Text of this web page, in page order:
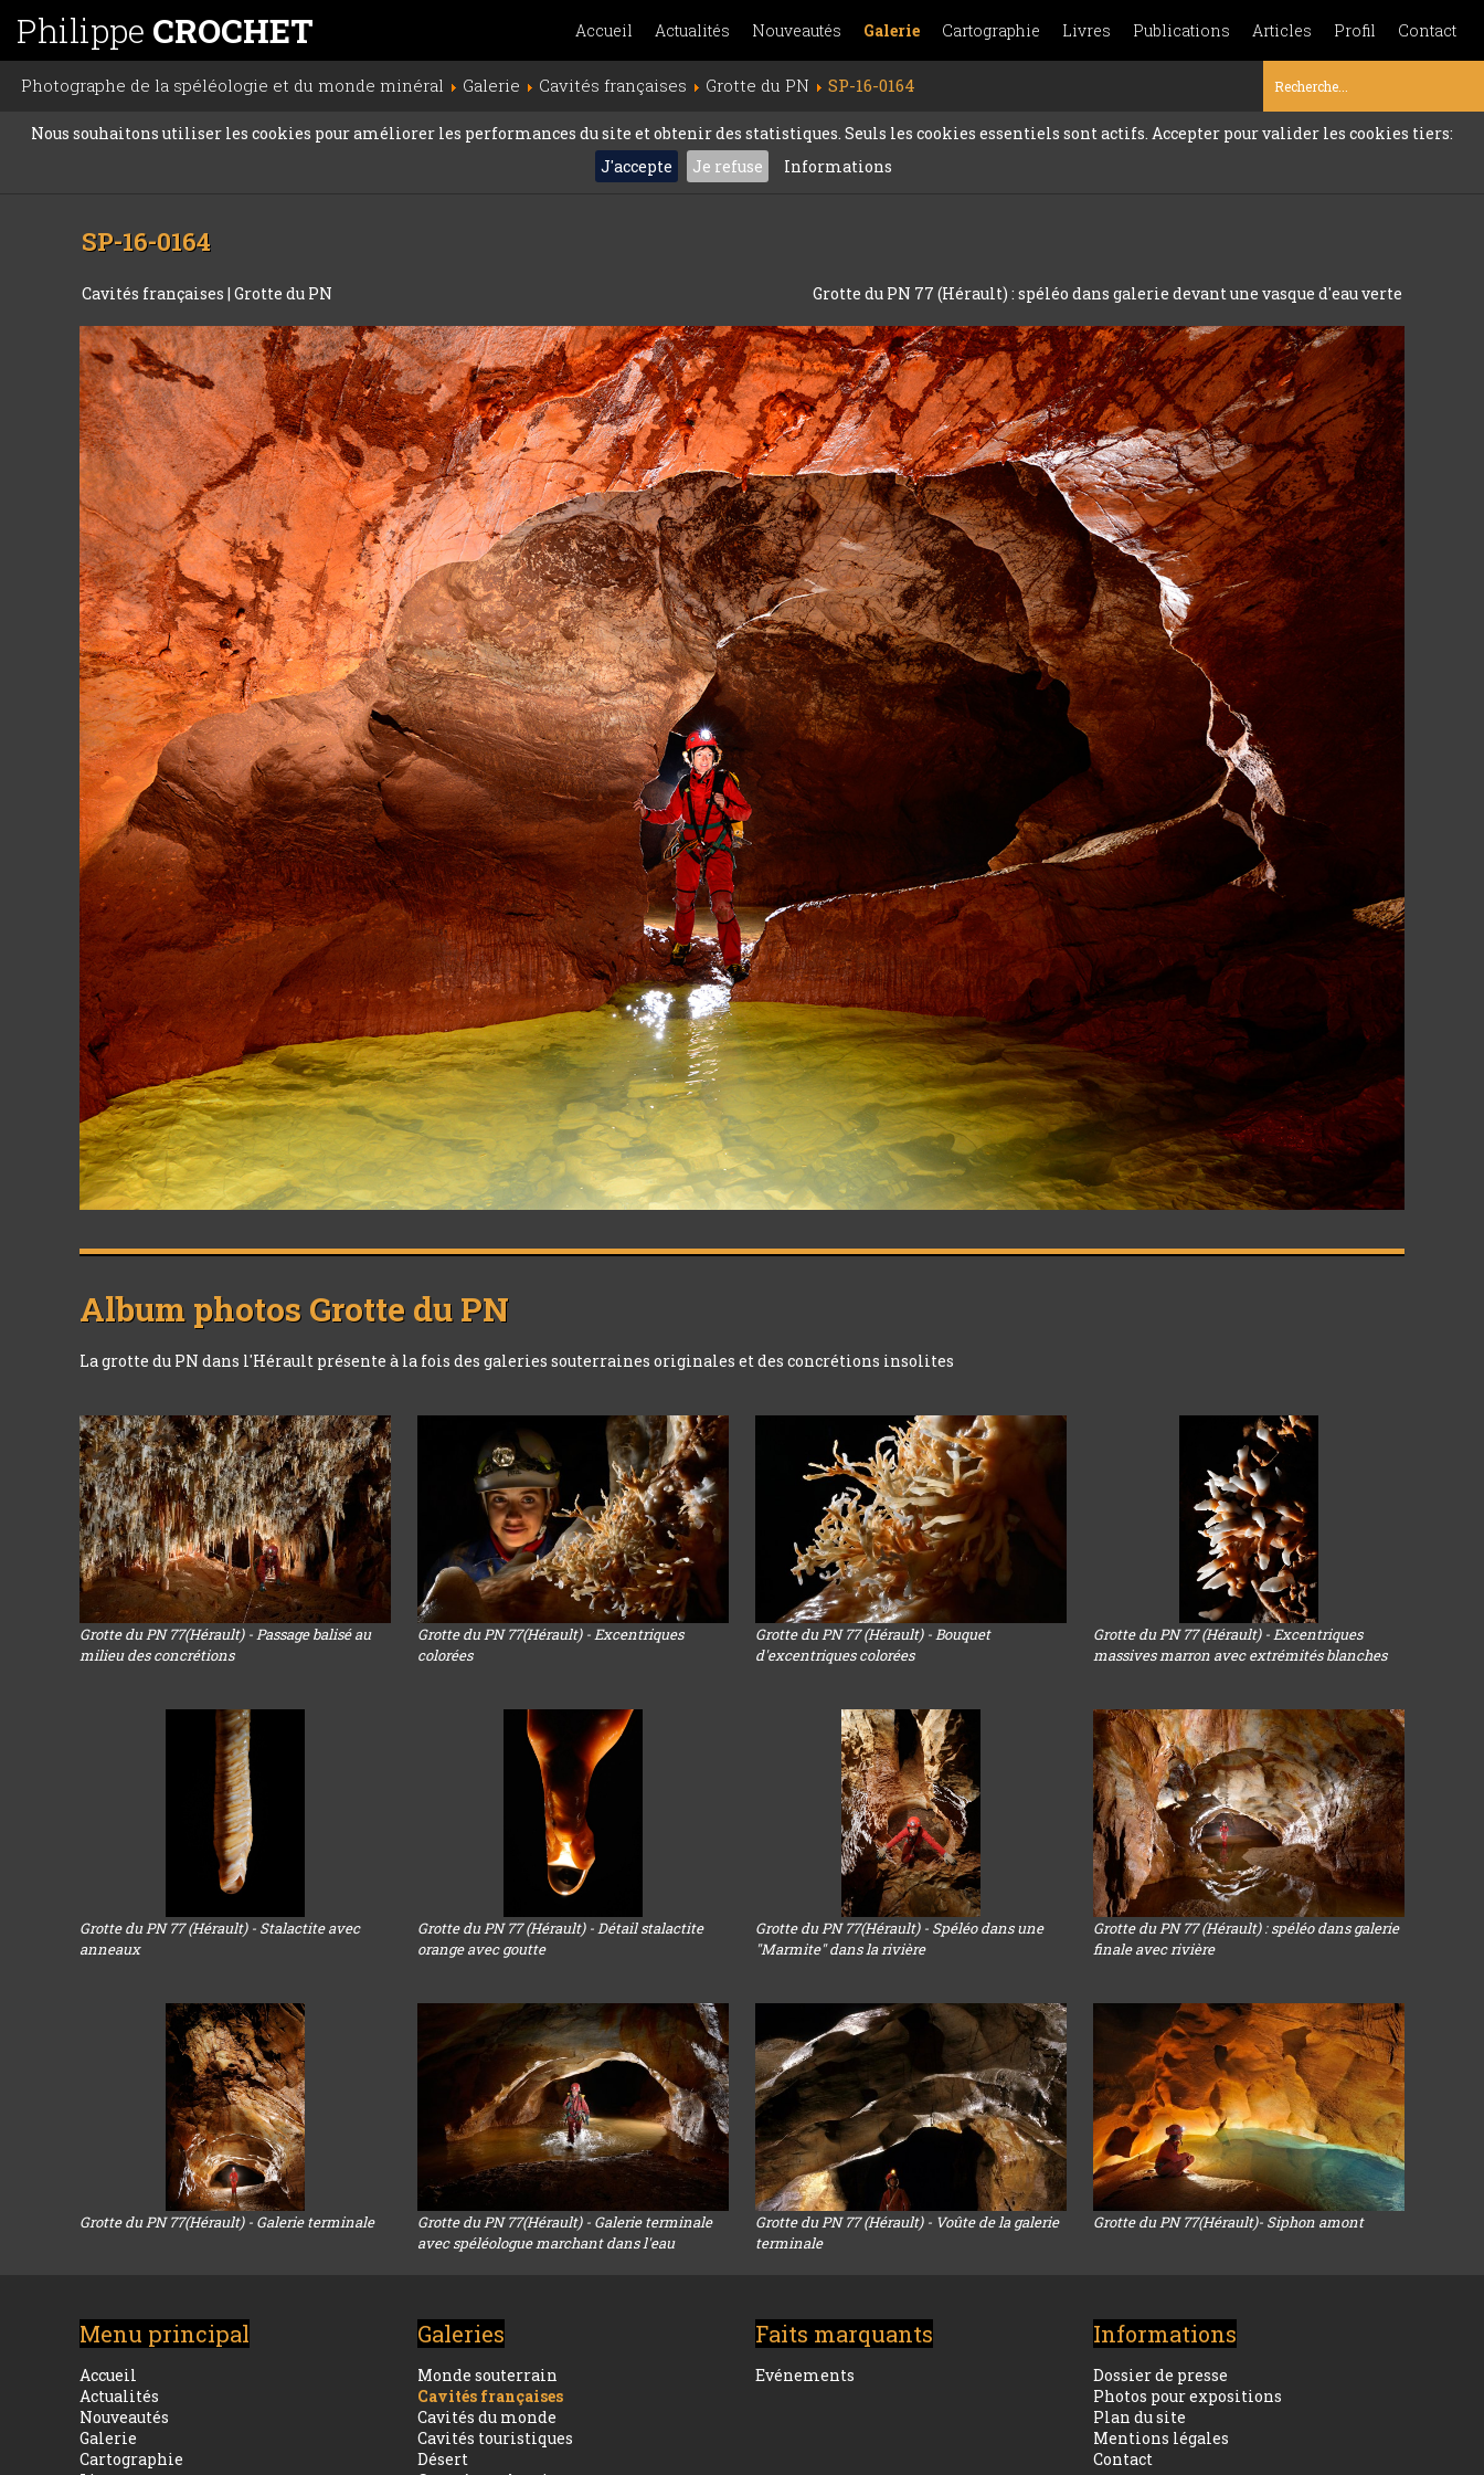
Philippe CROCHET Accueil Actualités Nouveautés Galerie Cartographie Livres Publications Articles Profil Contact
Photographe de la spéléologie et du monde minéral Galerie Cavités françaises Grotte du PN SP-16-0164
Nous souhaitons utiliser les cookies pour améliorer les performances du site et obtenir des statistiques. Seuls les cookies essentiels sont actifs. Accepter pour valider les cookies tiers:
J'accepte
Je refuse Informations
SP-16-0164
Cavités françaises|Grotte du PN Grotte du PN 77 (Hérault) : spéléo dans galerie devant une vasque d'eau verte
Album photos Grotte du PN
La grotte du PN dans l'Hérault présente à la fois des galeries souterraines originales et des concrétions insolites
Grotte du PN 77(Hérault) - Passage balisé au
milieu des concrétions
Grotte du PN 77(Hérault) - Excentriques
colorées
Grotte du PN 77 (Hérault) - Bouquet
d'excentriques colorées
Grotte du PN 77 (Hérault) - Excentriques
massives marron avec extrémités blanches
Grotte du PN 77 (Hérault) - Stalactite avec
anneaux
Grotte du PN 77 (Hérault) - Détail stalactite
orange avec goutte
Grotte du PN 77(Hérault) - Spéléo dans une
"Marmite" dans la rivière
Grotte du PN 77 (Hérault) : spéléo dans galerie
finale avec rivière
Grotte du PN 77(Hérault) - Galerie terminale
Grotte du PN 77(Hérault) - Galerie terminale
avec spéléologue marchant dans l'eau
Grotte du PN 77 (Hérault) - Voûte de la galerie
terminale
Grotte du PN 77(Hérault)- Siphon amont
Menu principal
Accueil
Actualités
Nouveautés
Galerie
Cartographie
Galeries
Monde souterrain
Cavités françaises
Cavités du monde
Cavités touristiques
Désert
Faits marquants
Evénements
Informations
Dossier de presse
Photos pour expositions
Plan du site
Mentions légales
Contact